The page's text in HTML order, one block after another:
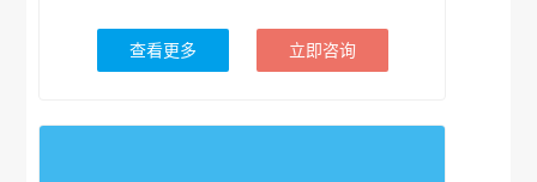
查看更多 立即咨询